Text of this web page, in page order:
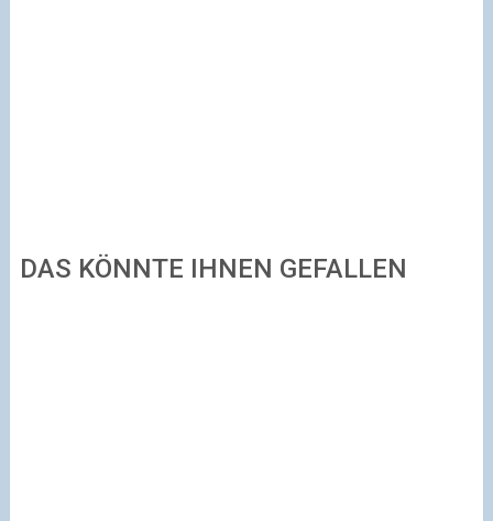
DAS KÖNNTE IHNEN GEFALLEN